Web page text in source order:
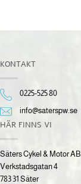
KONTAKT
0225-525 80
info@saterspw.se
HÄR FINNS VI
Säters Cykel & Motor AB
Verkstadsgatan 4
783 31 Säter